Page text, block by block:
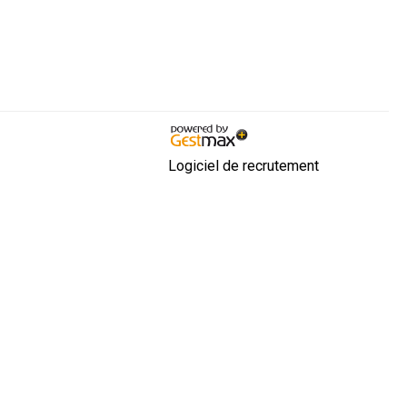
Logiciel de recrutement